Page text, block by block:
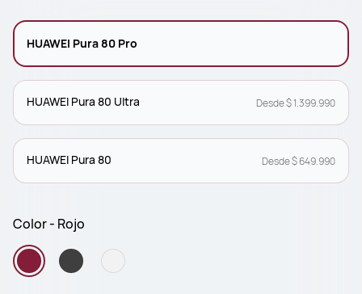
HUAWEI Pura 80 Pro
HUAWEI Pura 80 Ultra Desde $ 1.399.990
HUAWEI Pura 80 Desde $ 649.990
Color - Rojo